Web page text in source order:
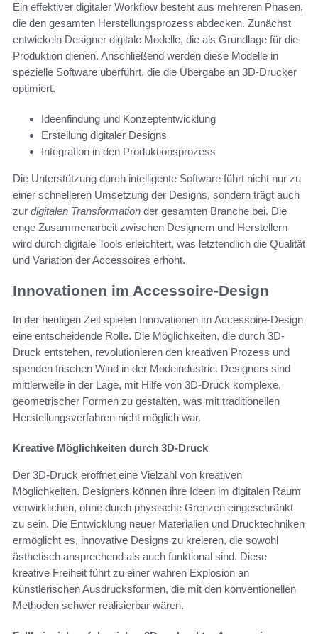
Ein effektiver digitaler Workflow besteht aus mehreren Phasen,
die den gesamten Herstellungsprozess abdecken. Zunächst
entwickeln Designer digitale Modelle, die als Grundlage für die
Produktion dienen. Anschließend werden diese Modelle in
spezielle Software überführt, die die Übergabe an 3D-Drucker
optimiert.
Ideenfindung und Konzeptentwicklung
Erstellung digitaler Designs
Integration in den Produktionsprozess
Die Unterstützung durch intelligente Software führt nicht nur zu
einer schnelleren Umsetzung der Designs, sondern trägt auch
zur digitalen Transformation der gesamten Branche bei. Die
enge Zusammenarbeit zwischen Designern und Herstellern
wird durch digitale Tools erleichtert, was letztendlich die Qualität
und Variation der Accessoires erhöht.
Innovationen im Accessoire-Design
In der heutigen Zeit spielen Innovationen im Accessoire-Design
eine entscheidende Rolle. Die Möglichkeiten, die durch 3D-
Druck entstehen, revolutionieren den kreativen Prozess und
spenden frischen Wind in der Modeindustrie. Designers sind
mittlerweile in der Lage, mit Hilfe von 3D-Druck komplexe,
geometrischer Formen zu gestalten, was mit traditionellen
Herstellungsverfahren nicht möglich war.
Kreative Möglichkeiten durch 3D-Druck
Der 3D-Druck eröffnet eine Vielzahl von kreativen
Möglichkeiten. Designers können ihre Ideen im digitalen Raum
verwirklichen, ohne durch physische Grenzen eingeschränkt
zu sein. Die Entwicklung neuer Materialien und Drucktechniken
ermöglicht es, innovative Designs zu kreieren, die sowohl
ästhetisch ansprechend als auch funktional sind. Diese
kreative Freiheit führt zu einer wahren Explosion an
künstlerischen Ausdrucksformen, die mit den konventionellen
Methoden schwer realisierbar wären.